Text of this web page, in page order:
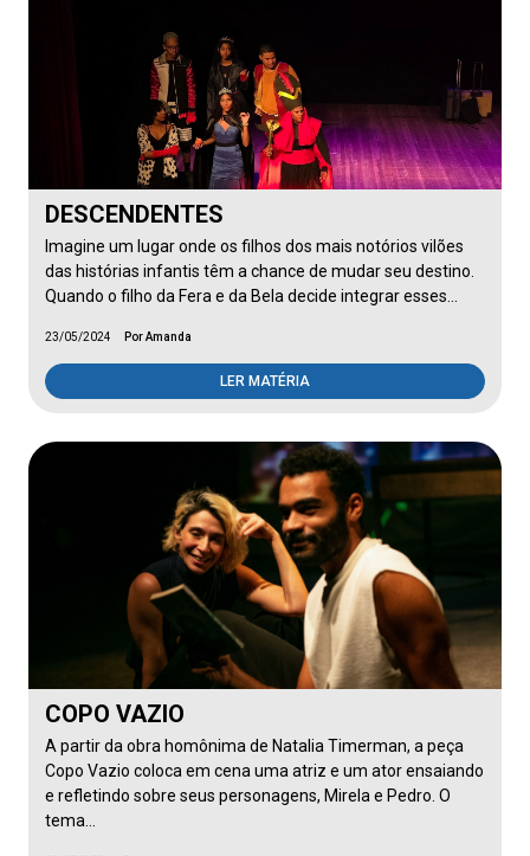
DESCENDENTES
Imagine um lugar onde os filhos dos mais notórios vilões
das histórias infantis têm a chance de mudar seu destino.
Quando o filho da Fera e da Bela decide integrar esses…
23/05/2024 Por Amanda
LER MATÉRIA
COPO VAZIO
A partir da obra homônima de Natalia Timerman, a peça
Copo Vazio coloca em cena uma atriz e um ator ensaiando
e refletindo sobre seus personagens, Mirela e Pedro. O
tema…